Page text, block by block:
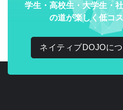
学生・高校生・大学生・
の道が楽しく低コ
ネイティブDOJOに